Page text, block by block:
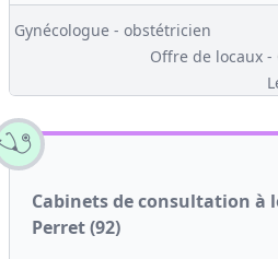
Gynécologue - obstétricien
Offre de locaux -
Cabinets de consultation à
Perret (92)